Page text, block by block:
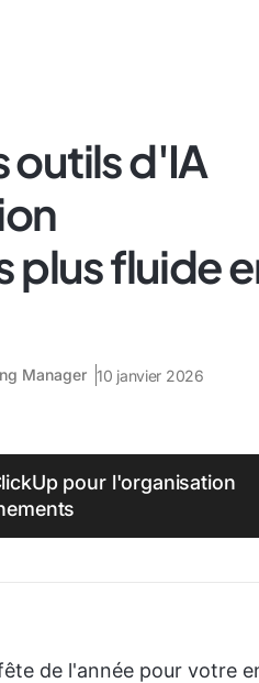
outils d'IA
fluide
Manager 10 janvier 2026
pour l'organisation
de l'année pour votre